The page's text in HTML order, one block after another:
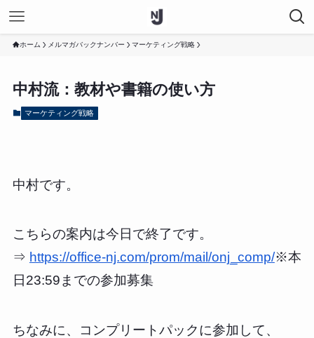
ホーム メルマガバックナンバー マーケティング戦略
中村流：教材や書籍の使い方
マーケティング戦略
中村です。
こちらの案内は今日で終了です。
⇒ https://office-nj.com/prom/mail/onj_comp/※本
日23:59までの参加募集
ちなみに、コンプリートパックに参加して、